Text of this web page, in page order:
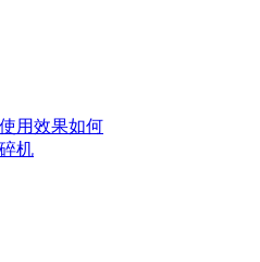
用效果如何
机